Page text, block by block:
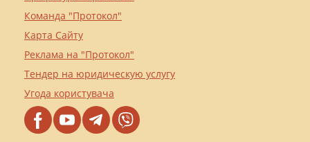
Команда "Протокол"
Карта Сайту
Реклама на "Протокол"
Тендер на юридическую услугу
Угода користувача